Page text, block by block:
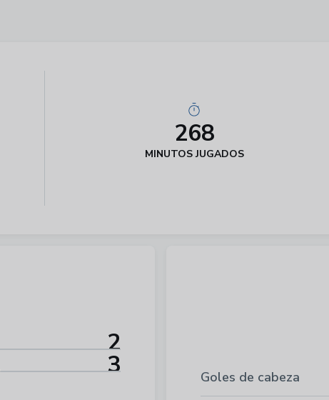
268
MINUTOS JUGADOS
Goles de cabeza
2
3